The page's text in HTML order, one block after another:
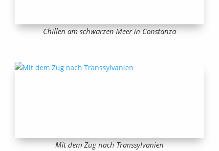
Chillen am schwarzen Meer in Constanza
Mit dem Zug nach Transsylvanien